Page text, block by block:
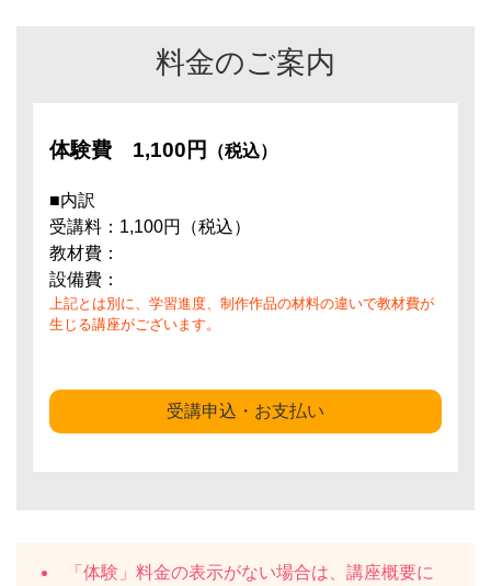
料金のご案内
体験費 1,100円 （税込）
■内訳
受講料：1,100円（税込）
教材費：
設備費：
上記とは別に、学習進度、制作作品の材料の違いで教材費が
生じる講座がございます。
受講申込・お支払い
「体験」料金の表示がない場合は、講座概要に